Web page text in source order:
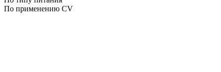
По применению CV